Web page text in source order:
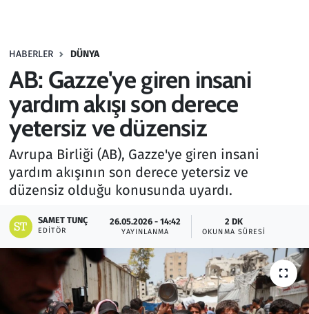
HABERLER DÜNYA
AB: Gazze'ye giren insani
yardım akışı son derece
yetersiz ve düzensiz
Avrupa Birliği (AB), Gazze'ye giren insani
yardım akışının son derece yetersiz ve
düzensiz olduğu konusunda uyardı.
SAMET TUNÇ
EDITÖR
26.05.2026 - 14:42
YAYINLANMA
2 DK
OKUNMA SÜRESI
Haber
Kültür Sanat
Kurumsal Haberler
Lezzet Durağı
Memur ve Kamu
Otomobil
Oyun
Ramazan